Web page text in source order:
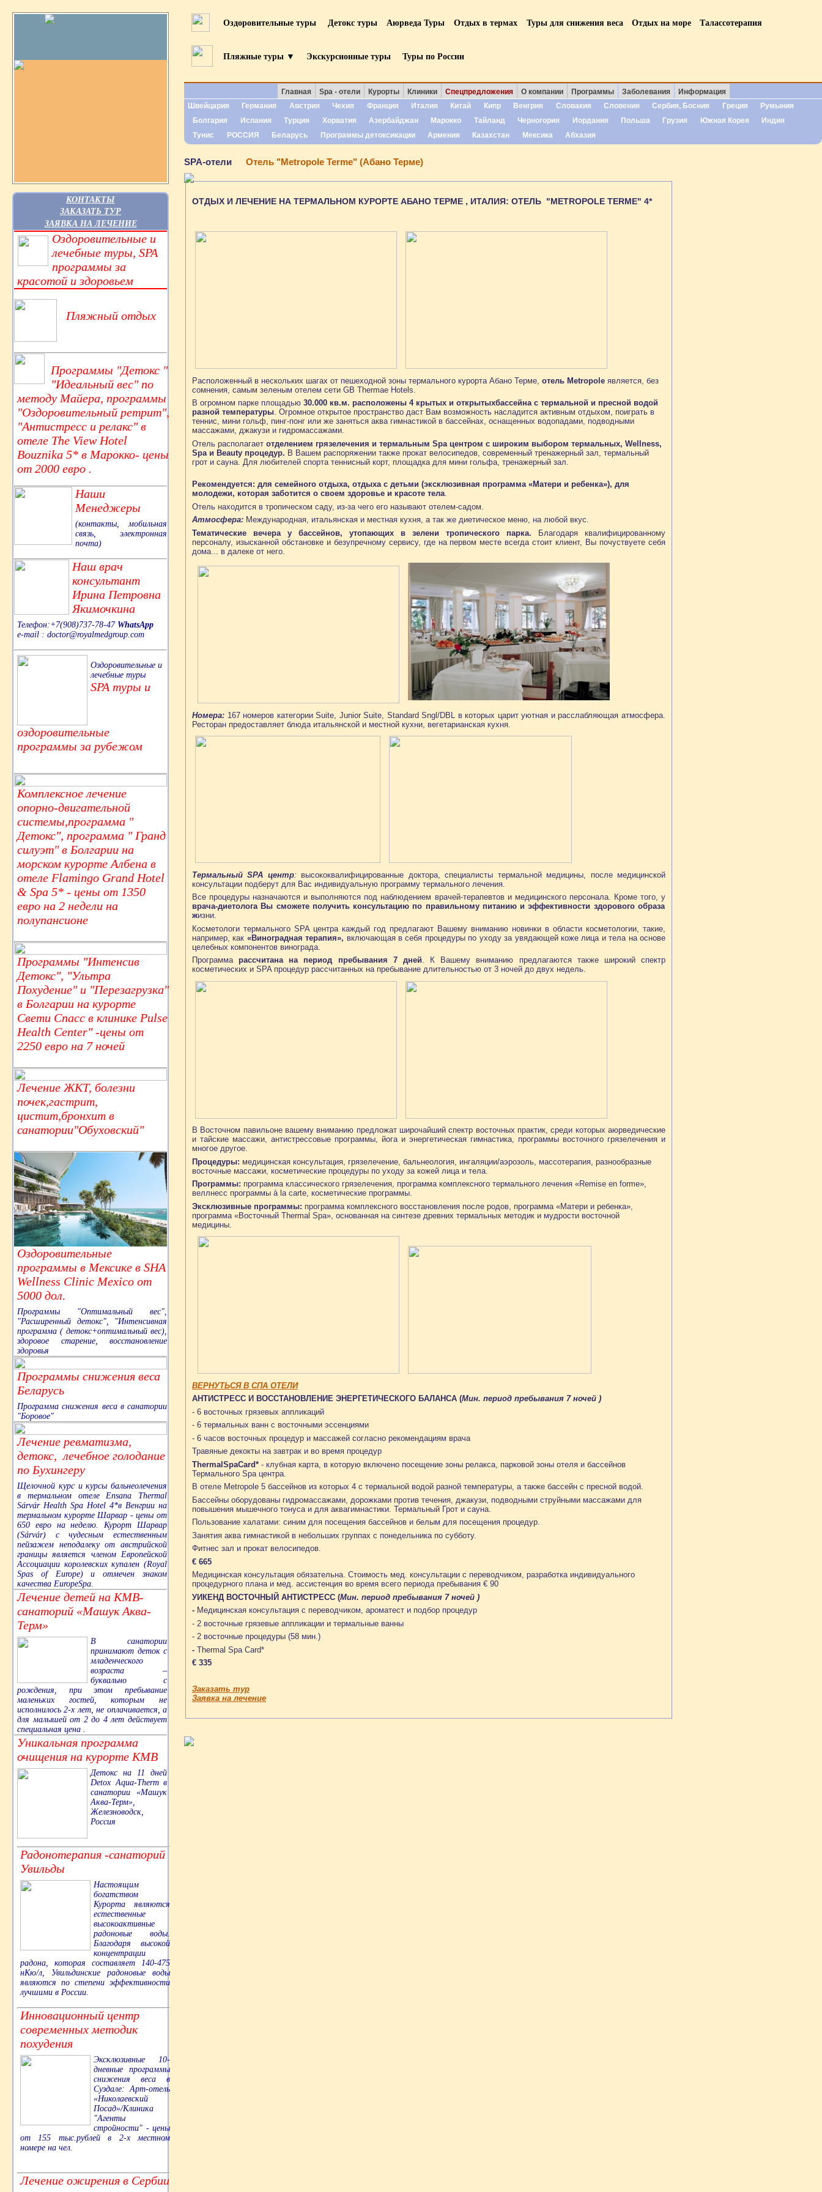
КОНТАКТЫ
ЗАКАЗАТЬ ТУР
ЗАЯВКА НА ЛЕЧЕНИЕ
Оздоровительные и
лечебные туры, SPA
программы за
красотой и здоровьем
Пляжный отдых
Программы "Детокс "
"Идеальный вес" по
методу Майера, программы
"Оздоровительный ретрит",
"Антистресс и релакс" в
отеле The View Hotel
Bouznika 5* в Марокко- цены
от 2000 евро .
Наши
Менеджеры
(контакты, мобильная
связь, электронная
почта)
Наш врач
консультант
Ирина Петровна
Якимочкина
Телефон:+7(908)737-78-47 WhatsApp
e-mail : doctor@royalmedgroup.com
Оздоровительные и
лечебные туры
SPA туры и
оздоровительные
программы за рубежом
Комплексное лечение
опорно-двигательной
системы,программа "
Детокс", программа " Гранд
силуэт" в Болгарии на
морском курорте Албена в
отеле Flamingo Grand Hotel
& Spa 5* - цены от 1350
евро на 2 недели на
полупансионе
Программы "Интенсив
Детокс", "Ультра
Похудение" и "Перезагрузка"
в Болгарии на курорте
Свети Спасс в клинике Pulse
Health Center" -цены от
2250 евро на 7 ночей
Лечение ЖКТ, болезни
почек,гастрит,
цистит,бронхит в
санатории"Обуховский"
Оздоровительные
программы в Мексике в SHA
Wellness Clinic Mexico от
5000 дол.
Программы "Оптимальный вес",
"Расширенный детокс", "Интенсивная
программа ( детокс+оптимальный вес),
здоровое старение, восстановление
здоровья
Программы снижения веса
Беларусь
Программа снижения веса в санатории
"Боровое"
Лечение ревматизма,
детокс, лечебное голодание
по Бухингеру
Щелочной курс и курсы бальнеолечения
в термальном отеле Ensana Thermal
Sárvár Health Spa Hotel 4*в Венгрии на
термальном курорте Шарвар - цены от
650 евро на неделю. Курорт Шарвар
(Sárvár) с чудесным естественным
пейзажем неподалеку от австрийской
границы является членом Европейской
Ассоциации королевских купален (Royal
Spas of Europe) и отмечен знаком
качества EuropeSpa.
Лечение детей на КМВ-
санаторий «Машук Аква-
Терм»
В санатории
принимают деток с
младенческого
возраста –
буквально с
рождения, при этом пребывание
маленьких гостей, которым не
исполнилось 2-х лет, не оплачивается, а
для малышей от 2 до 4 лет действует
специальная цена .
Уникальная программа
очищения на курорте КМВ
Детокс на 11 дней
Detox Aqua-Therm в
санатории «Машук
Аква-Терм»,
Железноводск,
Россия
Радонотерапия -санаторий
Увильды
Настоящим
богатством
Курорта являются
естественные
высокоактивные
радоновые воды.
Благодаря высокой
концентрации
радона, которая составляет 140-475
нКю/л, Увильдинские радоновые воды
являются по степени эффективности
лучшими в России.
Инновационный центр
современных методик
похудения
Эксклюзивные 10-
дневные программы
снижения веса в
Суздале: Арт-отель
«Николаевский
Посад»/Клиника
"Агенты
стройности" - цены
от 155 тыс.рублей в 2-х местном
номере на чел.
Лечение ожирения в Сербии
Оздоровительные туры Детокс туры Аюрведа Туры Отдых в термах Туры для снижения веса Отдых на море Талассотерапия
Пляжные туры ▼ Экскурсионные туры Туры по России
Главная Spa - отели Курорты Клиники Спецпредложения О компании Программы Заболевания
Информация
Швейцария
Германия Австрия Чехия Франция Италия Китай Кипр Венгрия Словакия Словения Сербия, Босния Греция
Румыния
Болгария
Испания Турция Хорватия Азербайджан Марокко Тайланд Черногория Иордания Польша Грузия Южная Корея
Индия
Тунис
РОССИЯ Беларусь Программы детоксикации Армения Казахстан Мексика Абхазия
SPA-отели Отель "Metropole Terme" (Абано Терме)
ОТДЫХ И ЛЕЧЕНИЕ НА ТЕРМАЛЬНОМ КУРОРТЕ АБАНО ТЕРМЕ , ИТАЛИЯ: ОТЕЛЬ "METROPOLE TERME" 4*
Расположенный в нескольких шагах от пешеходной зоны термального курорта Абано Терме, отель Metropole является, без
сомнения, самым зеленым отелем сети GB Thermae Hotels.
В огромном парке площадью 30.000 кв.м. расположены 4 крытых и открытыхбассейна с термальной и пресной водой
разной температуры. Огромное открытое пространство даст Вам возможность насладится активным отдыхом, поиграть в
теннис, мини гольф, пинг-понг или же заняться аква гимнастикой в бассейнах, оснащенных водопадами, подводными
массажами, джакузи и гидромассажами.
Отель располагает отделением грязелечения и термальным Spa центром с широким выбором термальных, Wellness,
Spa и Beauty процедур. В Вашем распоряжении также прокат велосипедов, современный тренажерный зал, термальный
грот и сауна. Для любителей спорта теннисный корт, площадка для мини гольфа, тренажерный зал.
Рекомендуется: для семейного отдыха, отдыха с детьми (эксклюзивная программа «Матери и ребенка»), для
молодежи, которая заботится о своем здоровье и красоте тела.
Отель находится в тропическом саду, из-за чего его называют отелем-садом.
Атмосфера: Международная, итальянская и местная кухня, а так же диетическое меню, на любой вкус.
Тематические вечера у бассейнов, утопающих в зелени тропического парка. Благодаря квалифицированному
персоналу, изысканной обстановке и безупречному сервису, где на первом месте всегда стоит клиент, Вы почуствуете себя
дома... в далеке от него.
Номера: 167 номеров категории Suite, Junior Suite, Standard Sngl/DBL в которых царит уютная и расслабляющая атмосфера.
Ресторан предоставляет блюда итальянской и местной кухни, вегетарианская кухня.
Термальный SPA центр: высококвалифицированные доктора, специалисты термальной медицины, после медицинской
консультации подберут для Вас индивидуальную программу термального лечения.
Все процедуры назначаются и выполняются под наблюдением врачей-терапевтов и медицинского персонала. Кроме того, у
врача-диетолога Вы сможете получить консультацию по правильному питанию и эффективности здорового образа
жизни.
Косметологи термального SPA центра каждый год предлагают Вашему вниманию новинки в области косметологии, такие,
например, как «Виноградная терапия», включающая в себя процедуры по уходу за увядающей коже лица и тела на основе
целебных компонентов винограда.
Программарассчитана на период пребывания 7 дней. К Вашему вниманию предлагаются также широкий спектр
косметических и SPA процедур рассчитанных на пребывание длительностью от 3 ночей до двух недель.
В Восточном павильоне вашему вниманию предложат широчайший спектр восточных практик, среди которых аюрведические
и тайские массажи, антистрессовые программы, йога и энергетическая гимнастика, программы восточного грязелечения и
многое другое.
Процедуры: медицинская консультация, грязелечение, бальнеология, ингаляции/аэрозоль, массотерапия, разнообразные
восточные массажи, косметические процедуры по уходу за кожей лица и тела.
Программы: программа классического грязелечения, программа комплексного термального лечения «Remise en forme»,
веллнесс программы à la carte, косметические программы.
Эксклюзивные программы: программа комплексного восстановления после родов, программа «Матери и ребенка»,
программа «Восточный Thermal Spa», основанная на синтезе древних термальных методик и мудрости восточной
медицины.
ВЕРНУТЬСЯ В СПА ОТЕЛИ
АНТИСТРЕСС И ВОССТАНОВЛЕНИЕ ЭНЕРГЕТИЧЕСКОГО БАЛАНСА (Мин. период пребывания 7 ночей )
- 6 восточных грязевых аппликаций
- 6 термальных ванн с восточными эссенциями
- 6 часов восточных процедур и массажей согласно рекомендациям врача
Травяные декокты на завтрак и во время процедур
ThermalSpaCard* - клубная карта, в которую включено посещение зоны релакса, парковой зоны отеля и бассейнов
Термального Spa центра.
В отеле Metropole 5 бассейнов из которых 4 с термальной водой разной температуры, а также бассейн с пресной водой.
Бассейны оборудованы гидромассажами, дорожками против течения, джакузи, подводными струйными массажами для
повышения мышечного тонуса и для аквагимнастики. Термальный Грот и сауна.
Пользование халатами: синим для посещения бассейнов и белым для посещения процедур.
Занятия аква гимнастикой в небольших группах с понедельника по субботу.
Фитнес зал и прокат велосипедов.
€ 665
Медицинская консультация обязательна. Стоимость мед. консультации с переводчиком, разработка индивидуального
процедурного плана и мед. ассистенция во время всего периода пребывания € 90
УИКЕНД ВОСТОЧНЫЙ АНТИСТРЕСС (Мин. период пребывания 7 ночей )
- Медицинская консультация с переводчиком, ароматест и подбор процедур
- 2 восточные грязевые аппликации и термальные ванны
- 2 восточные процедуры (58 мин.)
- Thermal Spa Card*
€ 335
Заказать тур
Заявка на лечение